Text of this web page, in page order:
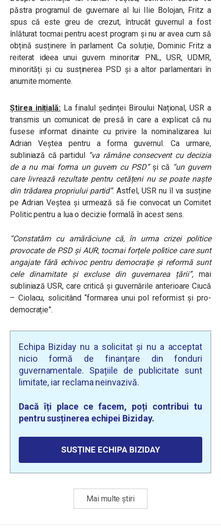
păstra programul de guvernare al lui Ilie Bolojan, Fritz a
spus că este greu de crezut, întrucât guvernul a fost
înlăturat tocmai pentru acest program și nu ar avea cum să
obțină susținere în parlament. Ca soluție, Dominic Fritz a
reiterat ideea unui guvern minoritar PNL, USR, UDMR,
minorități și cu susținerea PSD și a altor parlamentari în
anumite momente.
Știrea inițială: La finalul ședinței Biroului Național, USR a
transmis un comunicat de presă în care a explicat că nu
fusese informat dinainte cu privire la nominalizarea lui
Adrian Veștea pentru a forma guvernul. Ca urmare,
subliniază că partidul “va rămâne consecvent cu decizia
de a nu mai forma un guvern cu PSD”și că “un guvern
care livrează rezultate pentru cetățeni nu se poate naște
din trădarea propriului partid”. Astfel, USR nu îl va susține
pe Adrian Veștea și urmează să fie convocat un Comitet
Politic pentru a lua o decizie formală în acest sens.
“Constatăm cu amărăciune că, în urma crizei politice
provocate de PSD și AUR, tocmai forțele politice care sunt
angajate fără echivoc pentru democrație și reformă sunt
cele dinamitate și excluse din guvernarea țării”,mai
subliniază USR, care critică și guvernările anterioare Ciucă
– Ciolacu, solicitând “formarea unui pol reformist și pro-
democrație”.
Echipa Biziday nu a solicitat și nu a acceptat
nicio formă de finanțare din fonduri
guvernamentale. Spațiile de publicitate sunt
limitate, iar reclama neinvazivă.
Dacă îți place ce facem, poți contribui tu
pentru susținerea echipei Biziday.
SUSȚINE ECHIPA BIZIDAY
Mai multe știri